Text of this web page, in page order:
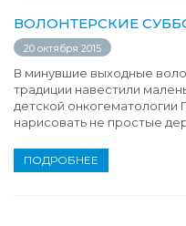
ВОЛОНТЕРСКИЕ
20 октября 2015
В минувшие выходные
традиции навестили
детской
нарисовать не простые
ПОДРОБНЕЕ